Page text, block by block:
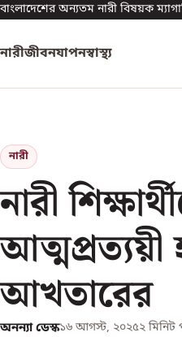
বাংলাদেশের অন্যতম নারী বিষয়ক
নারীজীবনযাপনস্বাস্থ্য
নারী
নারী
আত্মপ্রত্যয়ী
আখতারের
অনন্যা ডেস্ক১৬ আগস্ট, ২০২৫২ মিনিট